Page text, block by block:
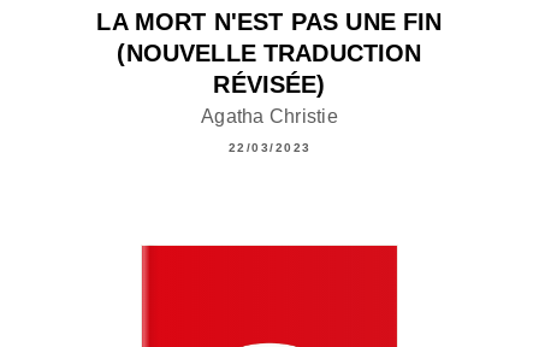
LA MORT N'EST PAS UNE FIN
(NOUVELLE TRADUCTION
RÉVISÉE)
Agatha Christie
22/03/2023